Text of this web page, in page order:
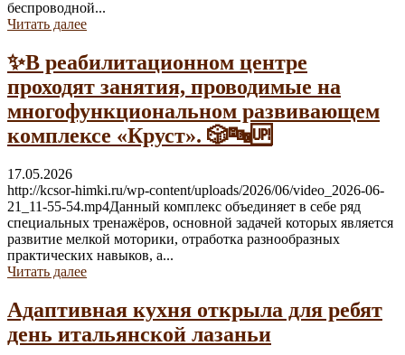
беспроводной...
Читать далее
✨В реабилитационном центре
проходят занятия, проводимые на
многофункциональном развивающем
комплексе «Круст». 🎲🔤🆙
17.05.2026
http://kcsor-himki.ru/wp-content/uploads/2026/06/video_2026-06-
21_11-55-54.mp4Данный комплекс объединяет в себе ряд
специальных тренажёров, основной задачей которых является
развитие мелкой моторики, отработка разнообразных
практических навыков, а...
Читать далее
Адаптивная кухня открыла для ребят
день итальянской лазаньи